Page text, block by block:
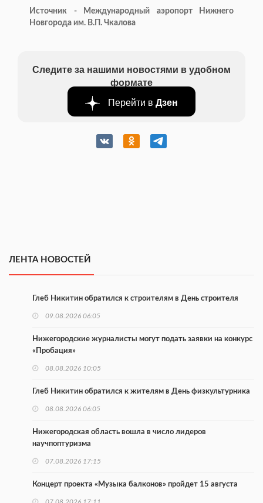
Источник - Международный аэропорт Нижнего
Новгорода им. В.П. Чкалова
Следите за нашими новостями в удобном
формате
Перейти в Дзен
ЛЕНТА НОВОСТЕЙ
Глеб Никитин обратился к строителям в День строителя
09.08.2026 06:05
Нижегородские журналисты могут подать заявки на конкурс
«Пробация»
08.08.2026 10:05
Глеб Никитин обратился к жителям в День физкультурника
08.08.2026 06:05
Нижегородская область вошла в число лидеров
научпоптуризма
07.08.2026 17:15
Концерт проекта «Музыка балконов» пройдет 15 августа